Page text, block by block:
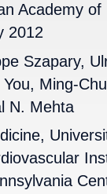
Academy
2012
Szapary,
Ming-
N. Mehta